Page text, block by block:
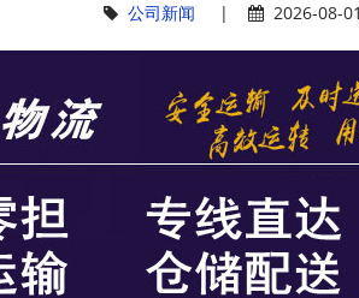
公司新闻 | 2026-08-